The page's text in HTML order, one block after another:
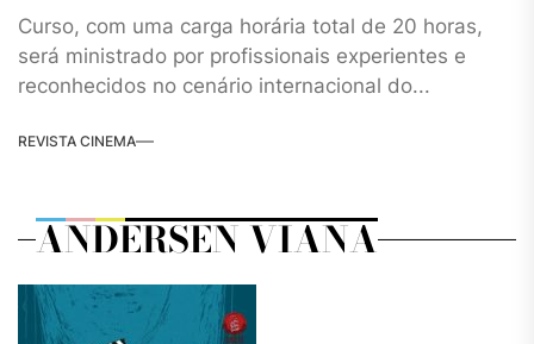
Curso, com uma carga horária total de 20 horas,
será ministrado por profissionais experientes e
reconhecidos no cenário internacional do...
REVISTA CINEMA
ANDERSEN VIANA